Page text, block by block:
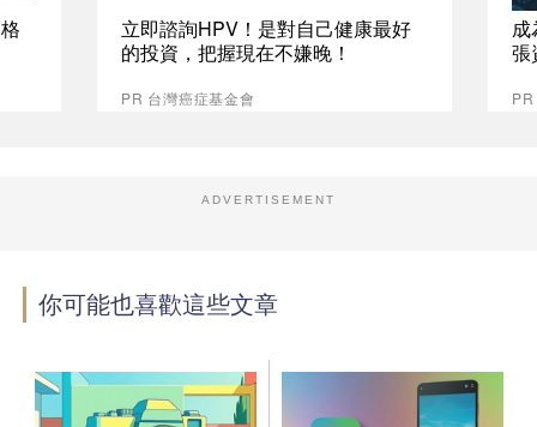
立即諮詢HPV！是對自己健康最好
的投資，把握現在不嫌晚！
PR 台灣癌症基金會
成
張
ADVERTISEMENT
你可能也喜歡這些文章